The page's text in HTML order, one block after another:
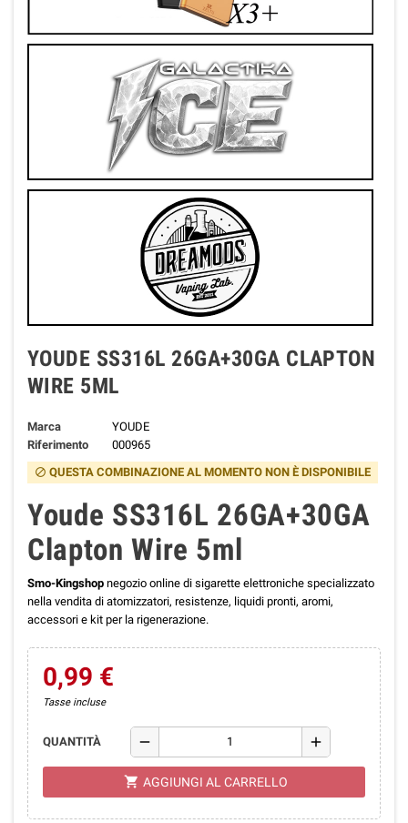
YOUDE SS316L 26GA+30GA CLAPTON
WIRE 5ML
Marca
YOUDE
Riferimento
000965
block QUESTA COMBINAZIONE AL MOMENTO NON È DISPONIBILE
Youde SS316L 26GA+30GA
Clapton Wire 5ml
Smo-Kingshop negozio online di sigarette elettroniche specializzato
nella vendita di atomizzatori, resistenze, liquidi pronti, aromi,
accessori e kit per la rigenerazione.
0,99 €
Tasse incluse
QUANTITÀ remove add
shopping_cart AGGIUNGI AL CARRELLO